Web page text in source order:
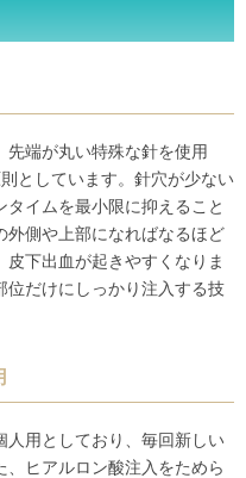
端が丸い特殊な針を使用
としています。針穴が少ない
イムを最小限に抑えること
外側や上部になればなるほど
下出血が起きやすくなりま
位だけにしっかり注入する技
人用としており、毎回新しい
、ヒアルロン酸注入をためら